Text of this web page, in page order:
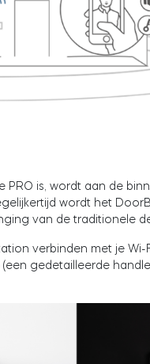
PRO is, wordt aan de
wordt het
van de traditionele
verbinden met je
gedetailleerde